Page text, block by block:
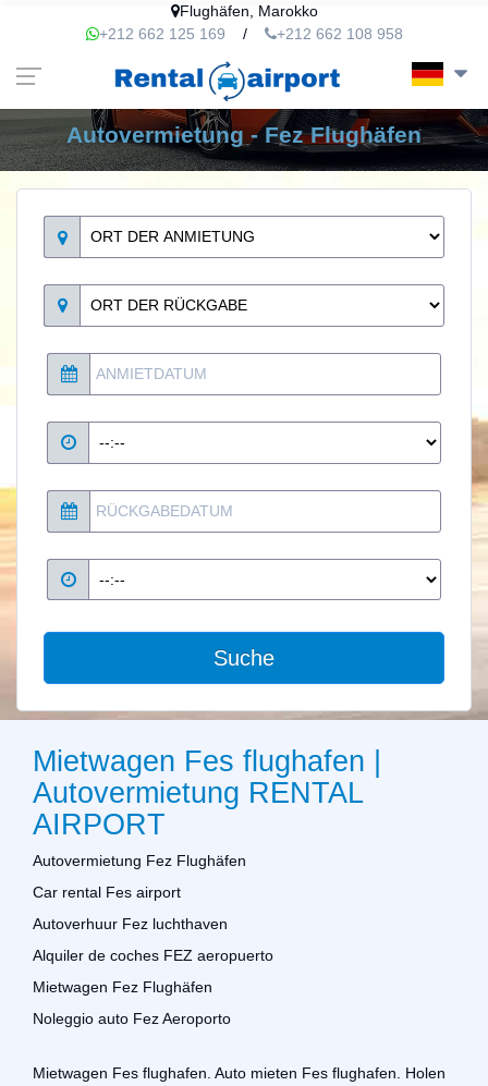
Flughäfen, Marokko
+212 662 125 169 / +212 662 108 958
Autovermietung - Fez Flughäfen
Suche
Mietwagen Fes flughafen |
Autovermietung RENTAL
AIRPORT
Autovermietung Fez Flughäfen
Car rental Fes airport
Autoverhuur Fez luchthaven
Alquiler de coches FEZ aeropuerto
Mietwagen Fez Flughäfen
Noleggio auto Fez Aeroporto
Mietwagen Fes flughafen. Auto mieten Fes flughafen. Holen